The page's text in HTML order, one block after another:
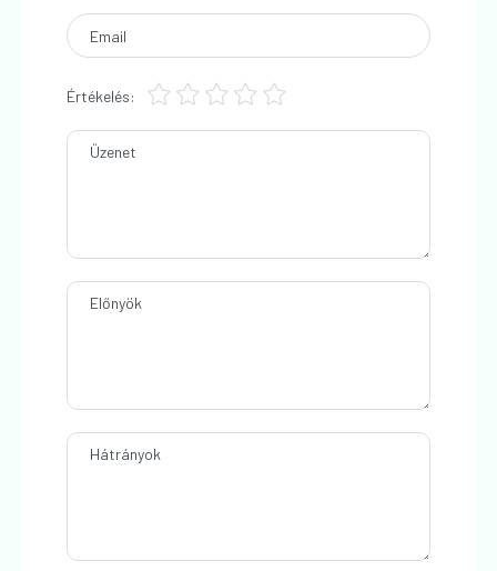
Email
Értékelés:
Üzenet
Előnyök
Hátrányok